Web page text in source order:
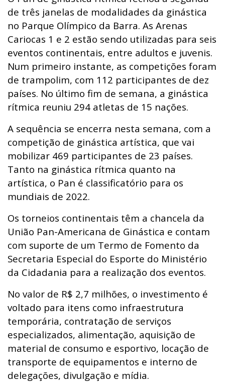
de três janelas de modalidades da ginástica
no Parque Olímpico da Barra. As Arenas
Cariocas 1 e 2 estão sendo utilizadas para seis
eventos continentais, entre adultos e juvenis.
Num primeiro instante, as competições foram
de trampolim, com 112 participantes de dez
países. No último fim de semana, a ginástica
rítmica reuniu 294 atletas de 15 nações.
A sequência se encerra nesta semana, com a
competição de ginástica artística, que vai
mobilizar 469 participantes de 23 países.
Tanto na ginástica rítmica quanto na
artística, o Pan é classificatório para os
mundiais de 2022.
Os torneios continentais têm a chancela da
União Pan-Americana de Ginástica e contam
com suporte de um Termo de Fomento da
Secretaria Especial do Esporte do Ministério
da Cidadania para a realização dos eventos.
No valor de R$ 2,7 milhões, o investimento é
voltado para itens como infraestrutura
temporária, contratação de serviços
especializados, alimentação, aquisição de
material de consumo e esportivo, locação de
transporte de equipamentos e interno de
delegações, divulgação e mídia.